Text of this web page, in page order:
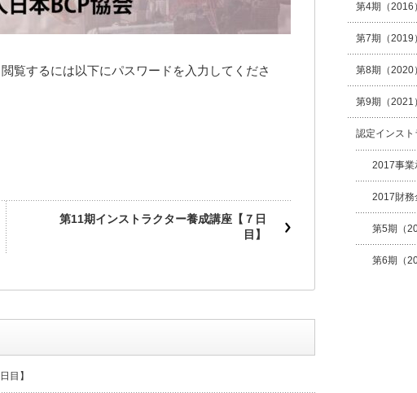
覧するには以下にパスワードを入力してくださ
第11期インストラクター養成講座【７日
目】
目】
第4期（2016）
第7期（2019）
第8期（2020）
第9期（2021）
認定インスト
2017事業
2017財務
第5期（
第6期（